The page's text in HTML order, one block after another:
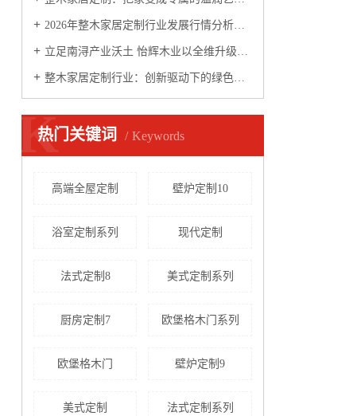
2026年整木家居定制行业发展行情分析：木作美学升级，全案固装成高端市场核心
立足南浔产业沃土 怡辉木业以全维升级定义全屋定制新价值
整木家居定制行业：创新驱动下的绿色智能新生态
热门关键词 Keywords
K
高端全屋定制 壁炉定制10
浴室定制系列 现代定制
法式定制8 美式定制系列
厨房定制7 欧堡格木门系列
欧堡格木门 壁炉定制9
美式定制 法式定制系列